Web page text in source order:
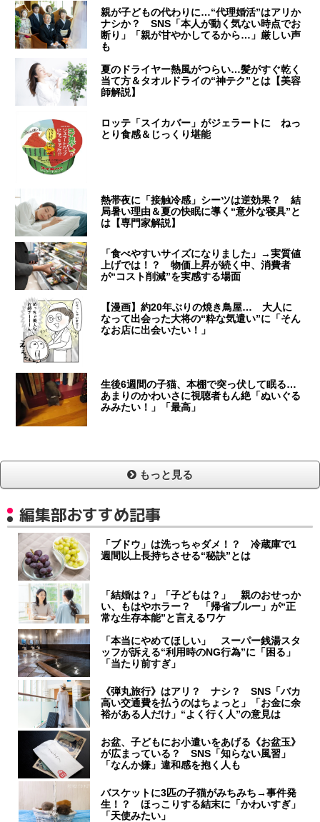
親が子どもの代わりに…“代理婚活”はアリか
ナシか？ SNS「本人が動く気ない時点でお
断り」「親が甘やかしてるから…」厳しい声
も
夏のドライヤー熱風がつらい…髪がすぐ乾く
当て方＆タオルドライの“神テク”とは【美容
師解説】
ロッテ「スイカバー」がジェラートに ねっ
とり食感＆じっくり堪能
熱帯夜に「接触冷感」シーツは逆効果？ 結
局暑い理由＆夏の快眠に導く“意外な寝具”と
は【専門家解説】
「食べやすいサイズになりました」→実質値
上げでは！？ 物価上昇が続く中、消費者
が“コスト削減”を実感する場面
【漫画】約20年ぶりの焼き鳥屋… 大人に
なって出会った大将の“粋な気遣い”に「そん
なお店に出会いたい！」
生後6週間の子猫、本棚で突っ伏して眠る…
あまりのかわいさに視聴者もん絶「ぬいぐる
みみたい！」「最高」
もっと見る
編集部おすすめ記事
「ブドウ」は洗っちゃダメ！？ 冷蔵庫で1
週間以上長持ちさせる“秘訣”とは
「結婚は？」「子どもは？」 親のおせっか
い、もはやホラー？ 「帰省ブルー」が“正
常な生存本能”と言えるワケ
「本当にやめてほしい」 スーパー銭湯スタ
ッフが訴える“利用時のNG行為”に「困る」
「当たり前すぎ」
《弾丸旅行》はアリ？ ナシ？ SNS「バカ
高い交通費を払うのはちょっと」「お金に余
裕がある人だけ」“よく行く人”の意見は
お盆、子どもにお小遣いをあげる《お盆玉》
が広まっている？ SNS「知らない風習」
「なんか嫌」違和感を抱く人も
バスケットに3匹の子猫がみちみち→事件発
生！？ ほっこりする結末に「かわいすぎ」
「天使みたい」